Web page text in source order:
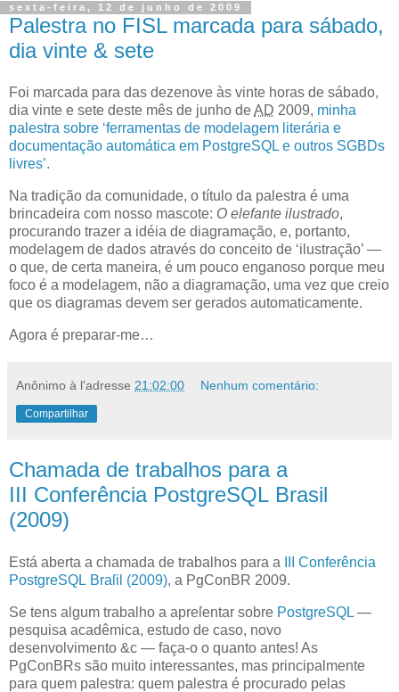
sexta-feira, 12 de junho de 2009
Palestra no FISL marcada para sábado,
dia vinte & sete
Foi marcada para das dezenove às vinte horas de sábado,
dia vinte e sete deste mês de junho deAD 2009, minha
palestra sobre ‘ferramentas de modelagem literária e
documentação automática em PostgreSQL e outros SGBDs
livres’.
Na tradição da comunidade, o título da palestra é uma
brincadeira com nosso mascote: O elefante ilustrado,
procurando trazer a idéia de diagramação, e, portanto,
modelagem de dados através do conceito de ‘ilustração’ —
o que, de certa maneira, é um pouco enganoso porque meu
foco é a modelagem, não a diagramação, uma vez que creio
que os diagramas devem ser gerados automaticamente.
Agora é preparar-me…
Anônimo à l'adresse 21:02:00 Nenhum comentário:
Compartilhar
Chamada de trabalhos para a
III Conferência PostgreSQL Brasil
(2009)
Está aberta a chamada de trabalhos para a
III Conferência
PostgreSQL Braſil (2009), a PgConBR 2009.
Se tens algum trabalho a apreſentar sobre PostgreSQL —
pesquisa acadêmica, estudo de caso, novo
desenvolvimento &c — faça-o o quanto antes! As
PgConBRs são muito interessantes, mas principalmente
para quem palestra: quem palestra é procurado pelas